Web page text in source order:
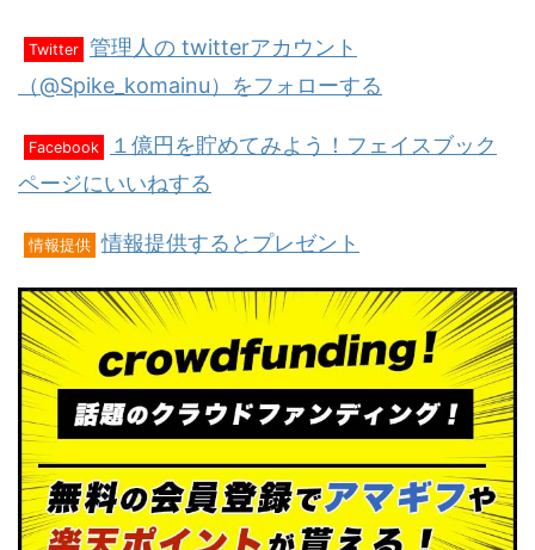
Twitter 管理人の twitterアカウント
（@Spike_komainu）をフォローする
Facebook
１億円を貯めてみよう！フェイスブック
ページにいいねする
情報提供 情報提供するとプレゼント